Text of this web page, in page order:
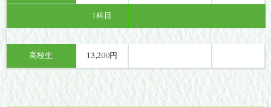
1科目
高校生 13,200円